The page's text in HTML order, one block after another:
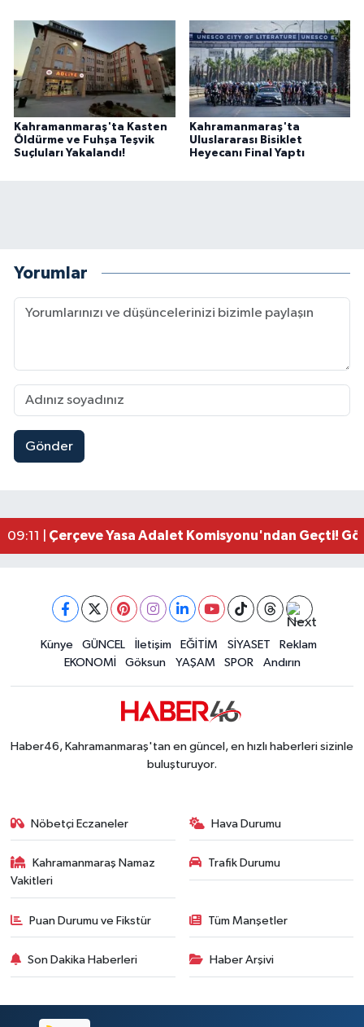
Kahramanmaraş'ta Kasten
Öldürme ve Fuhşa Teşvik
Suçluları Yakalandı!
Kahramanmaraş'ta
Uluslararası Bisiklet
Heyecanı Final Yaptı
Yorumlar
Gönder
17:19 |Kahramanmaraşlı İşçi Adana'daki Tünel
09:11 | Çerçeve Yasa Adalet Komisyonu'ndan Geçti!
09:04 |Kahramanmaraş'taki Okul Saldırısı TBMM
Kahramanmaraş'ta Pusula Maraş Eğitim
Kahramanmaraş'ta Tarım İçin Su Seferberliği
20:02 |Kahramanmaraş'ta 5 Kilometrelik Yolda Sıcak
Künye GÜNCEL İletişim EĞİTİM SİYASET
Reklam
EKONOMİ
Göksun YAŞAM SPOR Andırın
Haber46, Kahramanmaraş'tan en güncel, en hızlı haberleri sizinle
buluşturuyor.
Nöbetçi Eczaneler Hava Durumu
Kahramanmaraş Namaz
Vakitleri
Trafik Durumu
Puan Durumu ve Fikstür Tüm Manşetler
Son Dakika Haberleri Haber Arşivi